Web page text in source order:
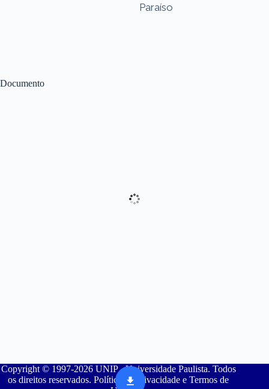
Documento
Paraíso
Copyright © 1997-2026 UNIP - Universidade Paulista. Todos
os direitos reservados. Política de Privacidade e Termos de